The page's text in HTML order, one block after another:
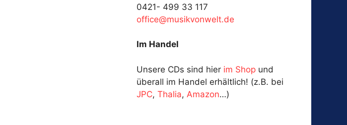
0421- 499 33 117
ed.tl
ewnov
kisum
@ecif
fo
Im Handel
Unsere CDs sind hier im Shop und
überall im Handel erhältlich! (z.B. bei
JPC,Thalia, Amazon…)